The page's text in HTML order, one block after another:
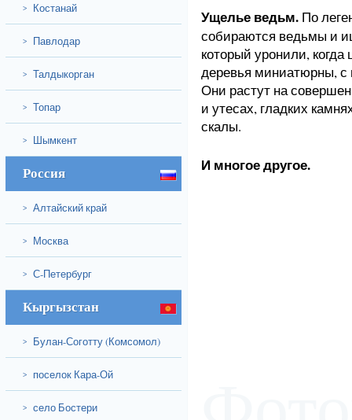
> Костанай
> Павлодар
> Талдыкорган
> Топар
> Шымкент
Россия
> Алтайский край
> Москва
> С-Петербург
Кыргызстан
> Булан-Соготту (Комсомол)
> поселок Кара-Ой
> село Бостери
Ущелье ведьм. По
собираются ведьмы и
который уронили,
деревья миниатюрны,
Они растут на
и утесах, гладких
скалы.
И многое другое.